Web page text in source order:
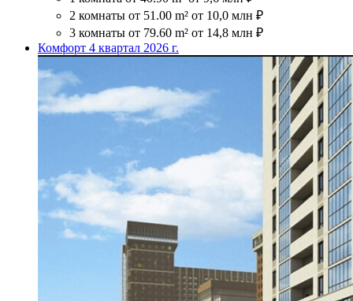
2 комнаты от 51.00 m² от 10,0 млн ₽
3 комнаты от 79.60 m² от 14,8 млн ₽
Комфорт 4 квартал 2026 г.